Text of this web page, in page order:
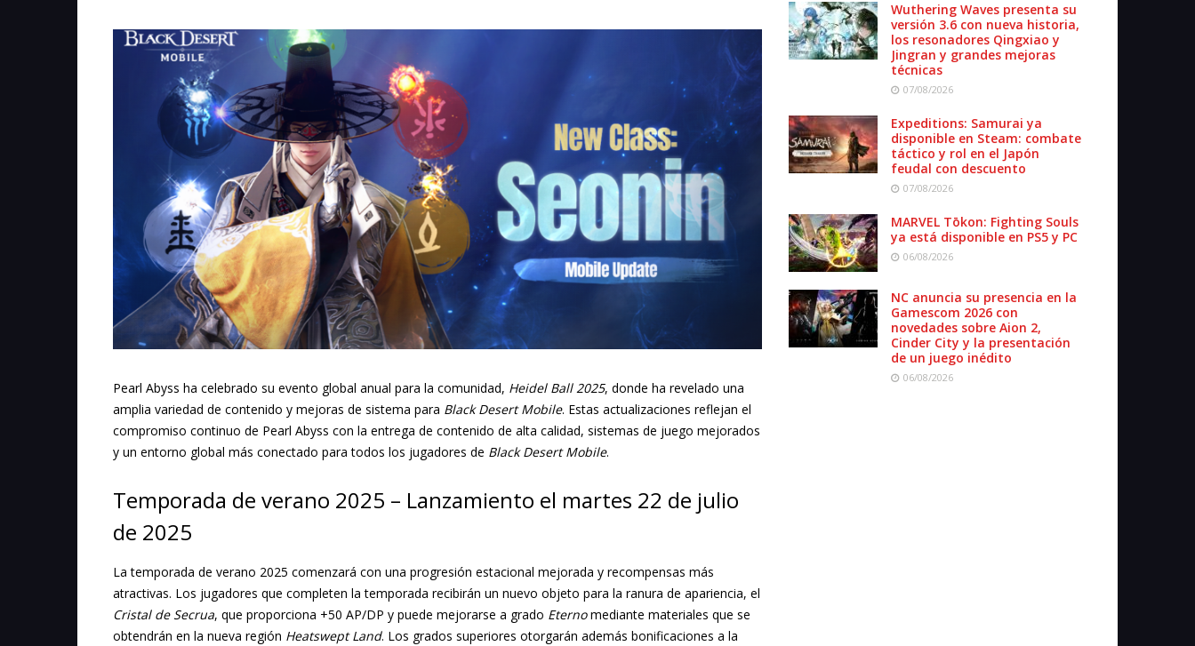
Pearl Abyss ha celebrado su evento global anual para la comunidad, Heidel Ball 2025, donde ha revelado una
amplia variedad de contenido y mejoras de sistema para Black Desert Mobile. Estas actualizaciones reflejan el
compromiso continuo de Pearl Abyss con la entrega de contenido de alta calidad, sistemas de juego mejorados
y un entorno global más conectado para todos los jugadores de Black Desert Mobile.
Temporada de verano 2025 – Lanzamiento el martes 22 de julio
de 2025
La temporada de verano 2025 comenzará con una progresión estacional mejorada y recompensas más
atractivas. Los jugadores que completen la temporada recibirán un nuevo objeto para la ranura de apariencia, el
Cristal de Secrua, que proporciona +50 AP/DP y puede mejorarse a grado Eternomediante materiales que se
obtendrán en la nueva región Heatswept Land. Los grados superiores otorgarán además bonificaciones a la
Wuthering Waves presenta su
versión 3.6 con nueva historia,
los resonadores Qingxiao y
Jingran y grandes mejoras
técnicas
07/08/2026
Expeditions: Samurai ya
disponible en Steam: combate
táctico y rol en el Japón
feudal con descuento
07/08/2026
MARVEL Tōkon: Fighting Souls
ya está disponible en PS5 y PC
06/08/2026
NC anuncia su presencia en la
Gamescom 2026 con
novedades sobre Aion 2,
Cinder City y la presentación
de un juego inédito
06/08/2026